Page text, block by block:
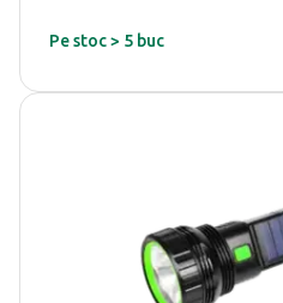
Pe stoc > 5 buc